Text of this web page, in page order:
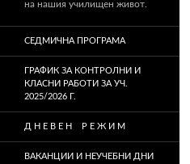
на нашия училищен живот.
СЕДМИЧНА ПРОГРАМА
ГРАФИК ЗА КОНТРОЛНИ И
КЛАСНИ РАБОТИ ЗА УЧ.
2025/2026 Г.
Д Н Е В Е Н Р Е Ж И М
ВАКАНЦИИ И НЕУЧЕБНИ ДНИ